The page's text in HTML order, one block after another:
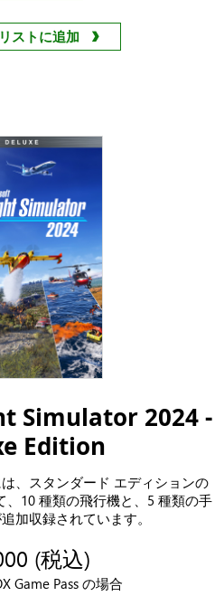
ストに追加
Simulator 2024 -
Edition
、スタンダード エディションの
10 種類の飛行機と、5 種類の手
加収録されています。
(税込)
Game Pass の場合